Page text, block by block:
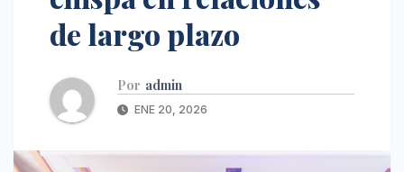
de largo plazo
Por admin
ENE 20, 2026